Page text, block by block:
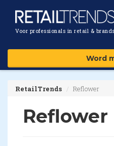
Voor professionals in retail & brands
Word
RetailTrends Reflower
Reflower